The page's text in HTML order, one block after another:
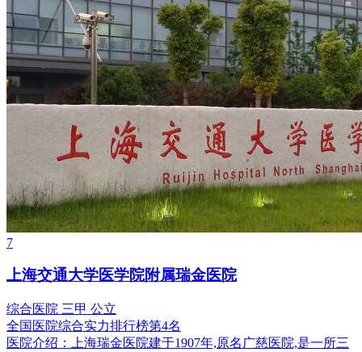
7
上海交通大学医学院附属瑞金医院
综合医院 三甲 公立
全国医院综合实力排行榜第4名
医院介绍：
上海瑞金医院建于1907年,原名广慈医院,是一所三